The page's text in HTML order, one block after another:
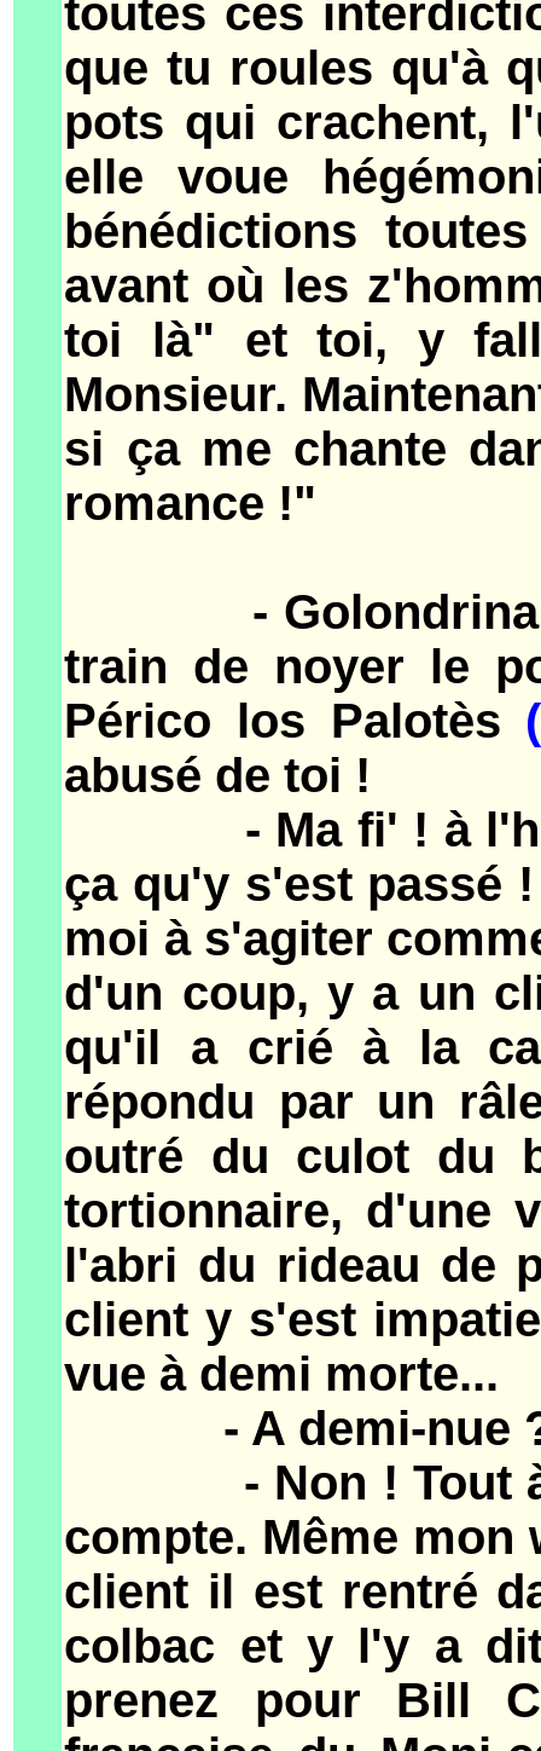
toutes ces
que tu roules qu'à
pots qui crachent,
elle voue
bénédictions
avant où les
toi là" et toi, y
Monsieur.
si ça me chante
romance !"
- Golondrina, fit
train de noyer le
Périco los Palotès
abusé de toi !
- Ma fi' ! à
ça qu'y s'est passé
moi à s'agiter
d'un coup, y a un
qu'il a crié à la
répondu par un
outré du culot du
tortionnaire, d'une
l'abri du rideau de
client y s'est
vue à demi morte...
- A demi-nue ?
- Non ! Tout à
compte. Même mon
client il est rentré
colbac et y l'y a
prenez pour Bill